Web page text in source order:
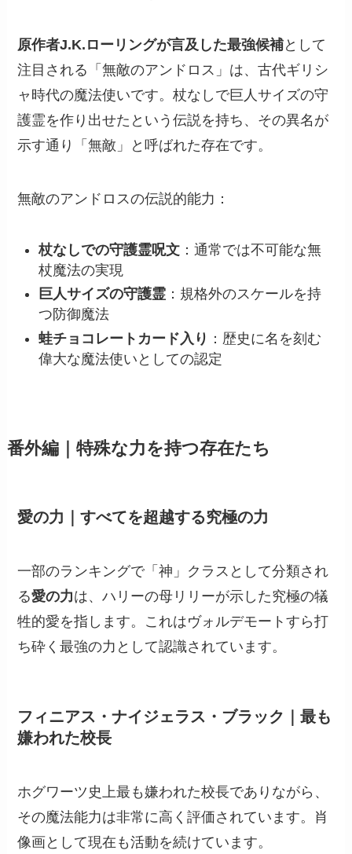
原作者J.K.ローリングが言及した最強候補として
注目される「無敵のアンドロス」は、古代ギリシ
ャ時代の魔法使いです。杖なしで巨人サイズの守
護霊を作り出せたという伝説を持ち、その異名が
示す通り「無敵」と呼ばれた存在です。
無敵のアンドロスの伝説的能力：
杖なしでの守護霊呪文 ：通常では不可能な無
杖魔法の実現
巨人サイズの守護霊 ：規格外のスケールを持
つ防御魔法
蛙チョコレートカード入り ：歴史に名を刻む
偉大な魔法使いとしての認定
番外編｜特殊な力を持つ存在たち
愛の力｜すべてを超越する究極の力
一部のランキングで「神」クラスとして分類され
る愛の力は、ハリーの母リリーが示した究極の犠
牲的愛を指します。これはヴォルデモートすら打
ち砕く最強の力として認識されています。
フィニアス・ナイジェラス・ブラック｜最も
嫌われた校長
ホグワーツ史上最も嫌われた校長でありながら、
その魔法能力は非常に高く評価されています。肖
像画として現在も活動を続けています。